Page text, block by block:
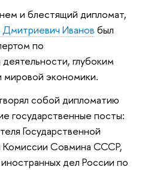
и блестящий дипломат,
Дмитриевич Иванов был
по
глубоким
мировой экономики.
собой дипломатию
государственные посты:
Государственной
Комиссии Совмина СССР,
дел России по